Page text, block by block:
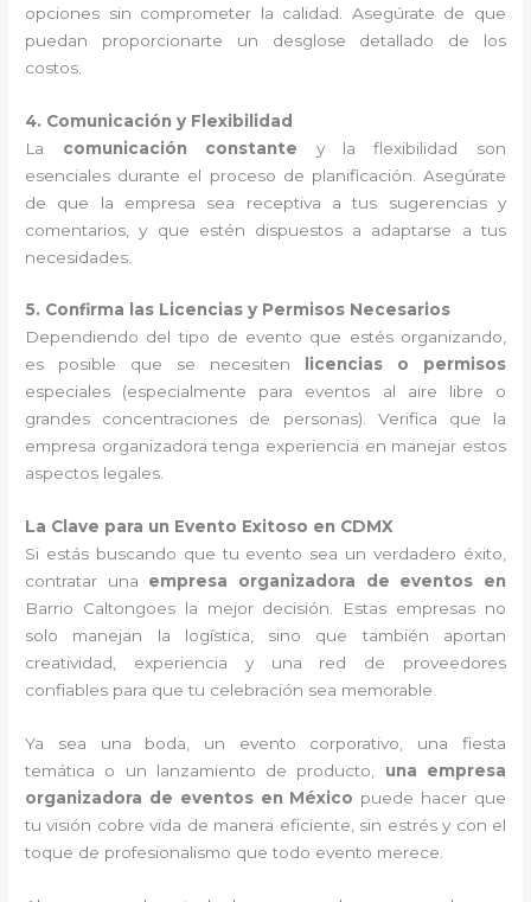
opciones sin comprometer la calidad. Asegúrate de que
puedan proporcionarte un desglose detallado de los
costos.
4. Comunicación y Flexibilidad
La comunicación constante y la flexibilidad son
esenciales durante el proceso de planificación. Asegúrate
de que la empresa sea receptiva a tus sugerencias y
comentarios, y que estén dispuestos a adaptarse a tus
necesidades.
5. Confirma las Licencias y Permisos Necesarios
Dependiendo del tipo de evento que estés organizando,
es posible que se necesiten
licencias o permisos
especiales (especialmente para eventos al aire libre o
grandes concentraciones de personas). Verifica que la
empresa organizadora tenga experiencia en manejar estos
aspectos legales.
La Clave para un Evento Exitoso en CDMX
Si estás buscando que tu evento sea un verdadero éxito,
contratar una empresa organizadora de eventos en
Barrio Caltongoes la mejor decisión. Estas empresas no
solo manejan la logística, sino que también aportan
creatividad, experiencia y una red de proveedores
confiables para que tu celebración sea memorable.
Ya sea una boda, un evento corporativo, una fiesta
temática o un lanzamiento de producto, una empresa
organizadora de eventos en México puede hacer que
tu visión cobre vida de manera eficiente, sin estrés y con el
toque de profesionalismo que todo evento merece.